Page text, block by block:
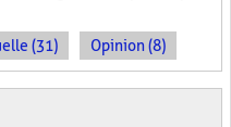
(31) Opinion (8)